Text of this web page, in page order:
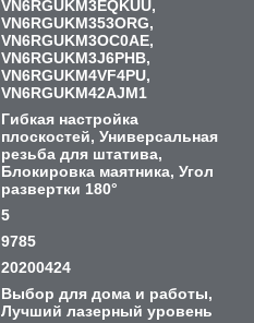
VN6RGUKM3EQKUU,
VN6RGUKM353ORG,
VN6RGUKM3OC0AE,
VN6RGUKM3J6PHB,
VN6RGUKM4VF4PU,
VN6RGUKM42AJM1
Гибкая настройка
плоскостей, Универсальная
резьба для штатива,
Блокировка маятника, Угол
развертки 180°
5
9785
20200424
Выбор для дома и работы,
Лучший лазерный уровень